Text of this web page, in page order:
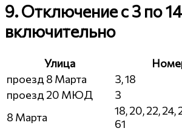
9. Отключение с 3 по
включительно
Улица
проезд 8 Марта
3, 18
проезд 20 МЮД
3
8 Марта
18, 20, 22, 24,
61